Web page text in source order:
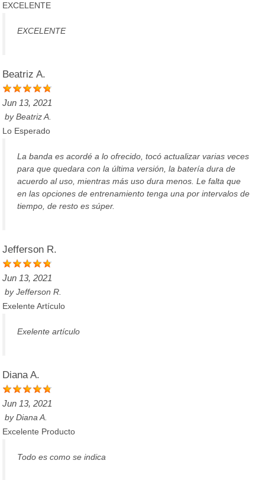
EXCELENTE
EXCELENTE
Beatriz A.
Jun 13, 2021
byBeatriz A.
Lo Esperado
La banda es acordé a lo ofrecido, tocó actualizar varias veces
para que quedara con la última versión, la batería dura de
acuerdo al uso, mientras más uso dura menos. Le falta que
en las opciones de entrenamiento tenga una por intervalos de
tiempo, de resto es súper.
Jefferson R.
Jun 13, 2021
byJefferson R.
Exelente Artículo
Exelente artículo
Diana A.
Jun 13, 2021
byDiana A.
Excelente Producto
Todo es como se indica